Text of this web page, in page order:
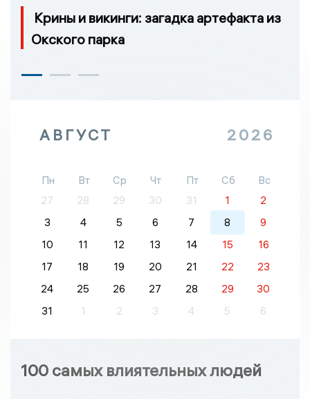
Крины и викинги: загадка артефакта из
Окского парка
АВГУСТ 2026
Пн Вт Ср Чт Пт Сб
Вс
27
28 29 30 31 1
2
3
4 5 6 7 8
9
10
11 12 13 14 15
16
17
18 19 20 21 22
23
24
25 26 27 28 29
30
31
1 2 3 4 5 6
100 самых влиятельных людей